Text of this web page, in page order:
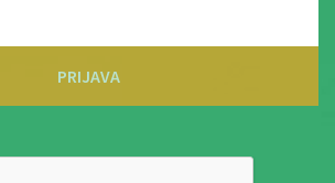
PRIJAVA